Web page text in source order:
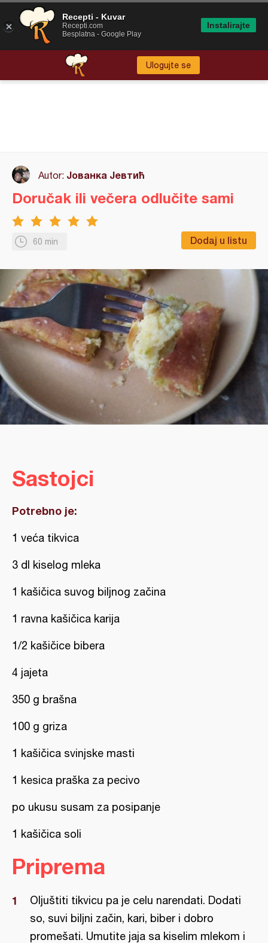
Ulogujte se
Autor: Јованка Јевтић
60 min Dodaj u listu
Doručak ili večera odlučite sami
Sastojci
Potrebno je:
1 veća tikvica
3 dl kiselog mleka
1 kašičica suvog biljnog začina
1 ravna kašičica karija
1/2 kašičice bibera
4 jajeta
350 g brašna
100 g griza
1 kašičica svinjske masti
1 kesica praška za pecivo
po ukusu susam za posipanje
1 kašičica soli
Priprema
Oljuštiti tikvicu pa je celu narendati. Dodati
so, suvi biljni začin, kari, biber i dobro
promešati. Umutite jaja sa kiselim mlekom i
Recepti - Kuvar
Recepti.com
Besplatna - Google Play
Instalirajte